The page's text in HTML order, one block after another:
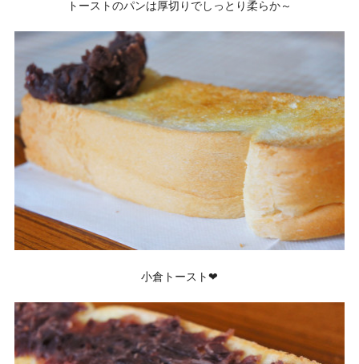
トーストのパンは厚切りでしっとり柔らか～
小倉トースト❤